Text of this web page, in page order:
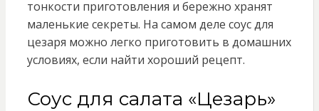
тонкости приготовления и бережно хранят
маленькие секреты. На самом деле соус для
цезаря можно легко приготовить в домашних
условиях, если найти хороший рецепт.
Соус для салата «Цезарь»